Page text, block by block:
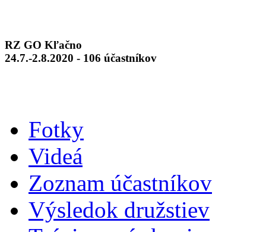
RZ GO Kľačno
24.7.-2.8.2020 - 106 účastníkov
Fotky
Videá
Zoznam účastníkov
Výsledok družstiev